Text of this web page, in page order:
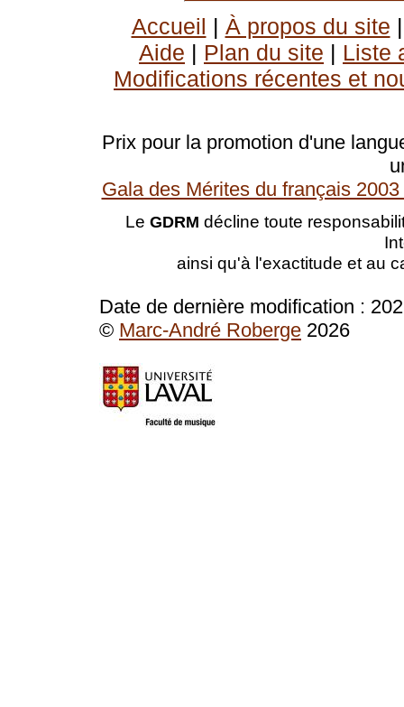
Accueil | À propos du site
Aide | Plan du site | Liste
Modifications récentes et
Prix pour la promotion d'une
Gala des Mérites du français
Le GDRM décline toute
ainsi qu'à l'exactitude et au
Date de dernière modification :
© Marc-André Roberge 2026